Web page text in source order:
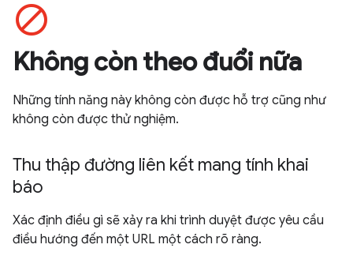
block
Không còn theo đuổi nữa
Những tính năng này không còn được hỗ trợ cũng như
không còn được thử nghiệm.
Thu thập đường liên kết mang tính khai
báo
Xác định điều gì sẽ xảy ra khi trình duyệt được yêu cầu
điều hướng đến một URL một cách rõ ràng.